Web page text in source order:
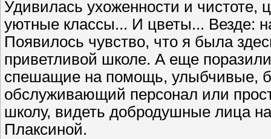
Удивилась ухоженности и
уютные классы... И цветы... Везде:
Появилось чувство, что я была
приветливой школе. А еще
спешащие на помощь, улыбчивые,
обслуживающий персонал или
школу, видеть добродушные лица
Плаксиной.